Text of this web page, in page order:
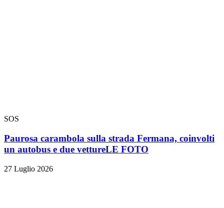
SOS
Paurosa carambola sulla strada Fermana, coinvolti
un autobus e due vettureLE FOTO
27 Luglio 2026